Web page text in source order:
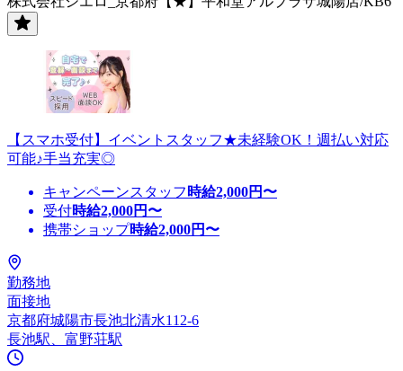
【スマホ受付】イベントスタッフ★未経験OK！週払い対応
可能♪手当充実◎
キャンペーンスタッフ 時給2,000円〜
受付時給2,000円〜
携帯ショップ時給2,000円〜
勤務地
面接地
京都府城陽市長池北清水112-6
長池駅、富野荘駅